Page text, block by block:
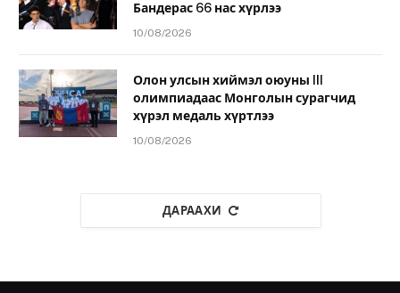
Бандерас 66 нас хүрлээ
10/08/2026
Олон улсын хиймэл оюуны III
олимпиадаас Монголын сурагчид
хүрэл медаль хүртлээ
10/08/2026
ДАРААХИ